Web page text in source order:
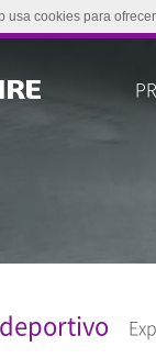
usa cookies para